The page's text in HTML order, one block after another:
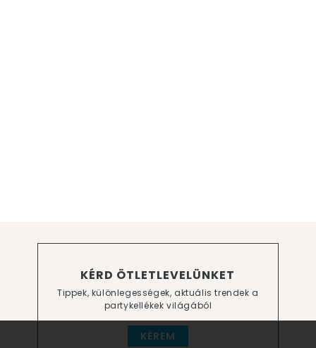
KÉRD ÖTLETLEVELÜNKET
Tippek, különlegességek, aktuális trendek a
partykellékek világából
KÉREM